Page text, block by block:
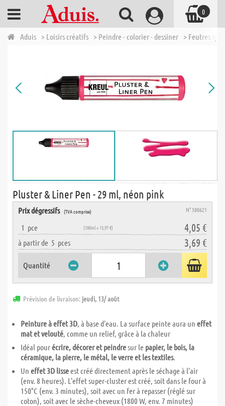
Aduis > Loisirs créatifs > Peindre - colorier - dessiner > Feutres
Pluster & Liner Pen - 29 ml, néon pink
Prix dégressifs (TVA comprise) N° 500621
1 pce (100ml = 13,97 €) 4,05 €
à partir de 5 pces 3,69 €
Quantité
Prévision de livraison: jeudi, 13/ août
Peinture à effet 3D, à base d'eau. La surface peinte aura un effet
mat et velouté, comme un relief, grâce à la chaleur
Idéal pourécrire, décorer et peindresur le papier, le bois, la
céramique, la pierre, le métal, le verre et les textiles.
Un effet 3D lisseest créé directement après le séchage à l'air
(env. 8 heures). L'effet super-cluster est créé, soit dans le four à
150°C (env. 3 minutes), soit avec un fer à repasser (réglé sur
coton), soit avec le sèche-cheveux (1800 W, env. 7 minutes)
0